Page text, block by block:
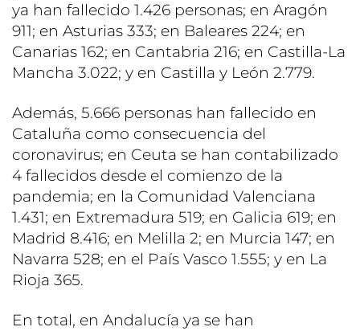
ya han fallecido 1.426 personas; en Aragón
911; en Asturias 333; en Baleares 224; en
Canarias 162; en Cantabria 216; en Castilla-La
Mancha 3.022; y en Castilla y León 2.779.
Además, 5.666 personas han fallecido en
Cataluña como consecuencia del
coronavirus; en Ceuta se han contabilizado
4 fallecidos desde el comienzo de la
pandemia; en la Comunidad Valenciana
1.431; en Extremadura 519; en Galicia 619; en
Madrid 8.416; en Melilla 2; en Murcia 147; en
Navarra 528; en el País Vasco 1.555; y en La
Rioja 365.
En total, en Andalucía ya se han